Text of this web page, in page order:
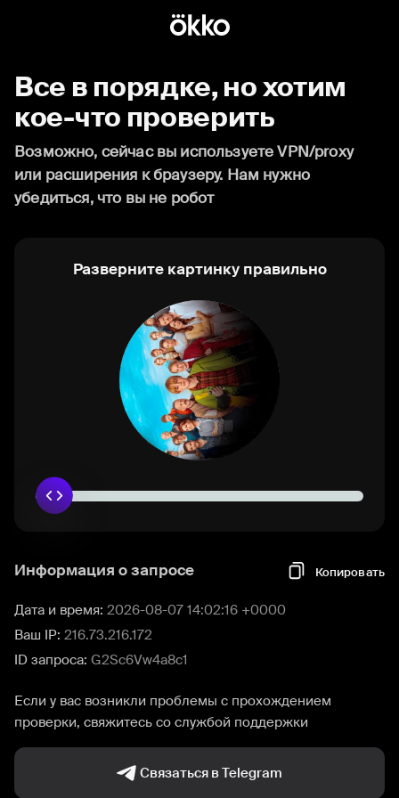
Все в порядке, но хотим
кое-что проверить
Возможно, сейчас вы используете VPN/proxy
или расширения к браузеру. Нам нужно
убедиться, что вы не робот
Разверните картинку правильно
Информация о запросе Копировать
Дата и время: 2026-08-07 14:02:16 +0000
Ваш IP: 216.73.216.172
ID запроса: G2Sc6Vw4a8c1
Если у вас возникли проблемы с прохождением
проверки, свяжитесь со службой поддержки
Связаться в Telegram